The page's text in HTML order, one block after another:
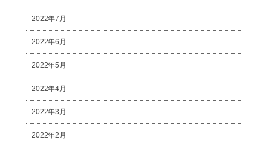
2022年7月
2022年6月
2022年5月
2022年4月
2022年3月
2022年2月